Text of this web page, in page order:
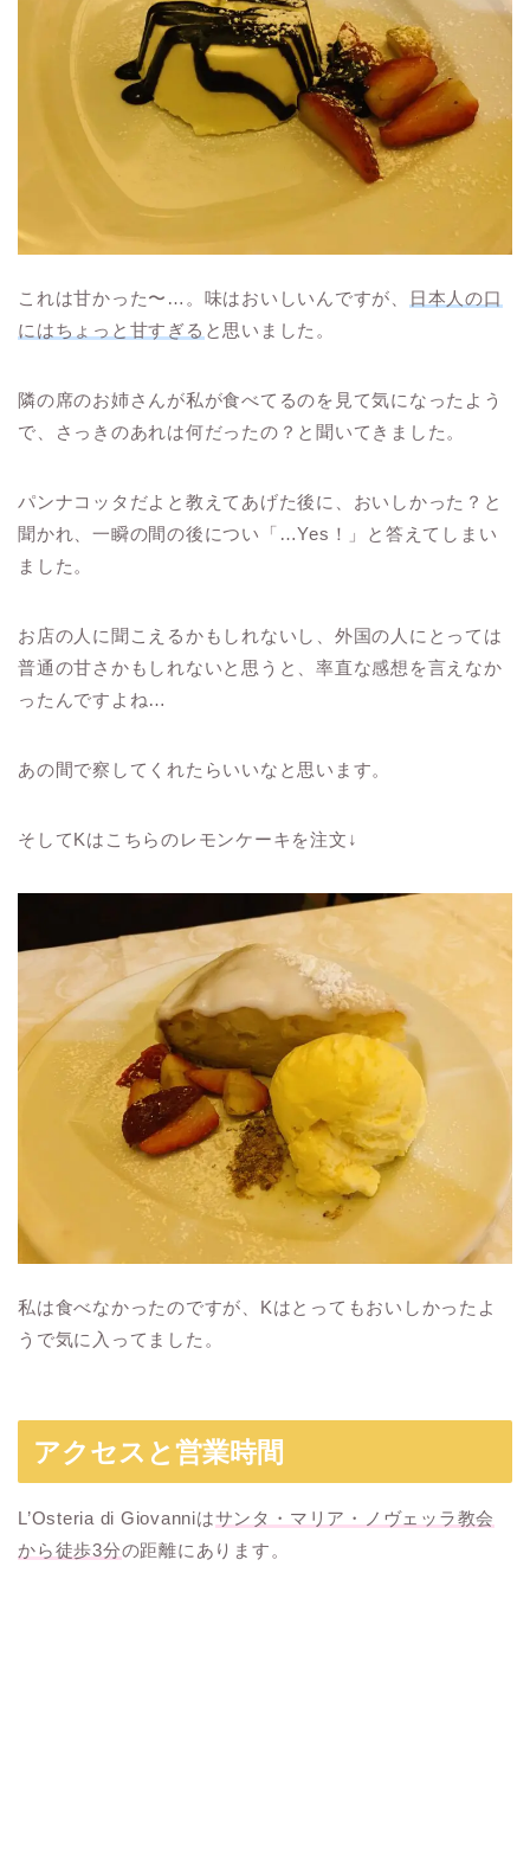
これは甘かった〜…。味はおいしいんですが、
日本人の口
にはちょっと甘すぎる と思いました。
隣の席のお姉さんが私が食べてるのを見て気になったよう
で、さっきのあれは何だったの？と聞いてきました。
パンナコッタだよと教えてあげた後に、おいしかった？と
聞かれ、一瞬の間の後につい「…Yes！」と答えてしまい
ました。
お店の人に聞こえるかもしれないし、外国の人にとっては
普通の甘さかもしれないと思うと、率直な感想を言えなか
ったんですよね…
あの間で察してくれたらいいなと思います。
そしてKはこちらのレモンケーキを注文↓
私は食べなかったのですが、Kはとってもおいしかったよ
うで気に入ってました。
アクセスと営業時間
L’Osteria di Giovanniはサンタ・マリア・ノヴェッラ教会
から徒歩3分の距離にあります。